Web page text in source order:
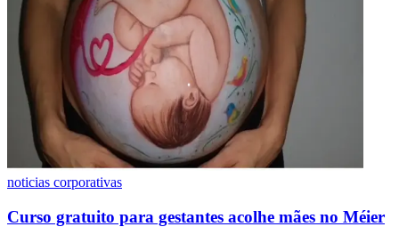
noticias corporativas
Curso gratuito para gestantes acolhe mães no Méier